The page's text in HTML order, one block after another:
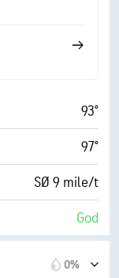
68° F
1%
10 mi
30000 fot
93°
97°
SØ 9 mile/t
God
0%